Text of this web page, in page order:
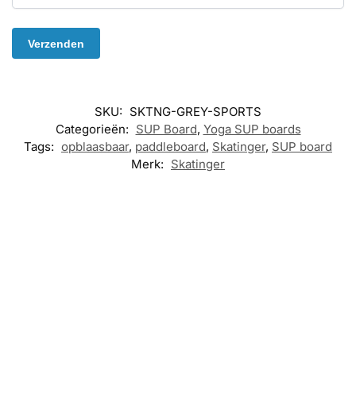
SKU: SKTNG-GREY-SPORTS
Categorieën: SUP Board, Yoga SUP boards
Tags: opblaasbaar, paddleboard, Skatinger, SUP board
Merk: Skatinger